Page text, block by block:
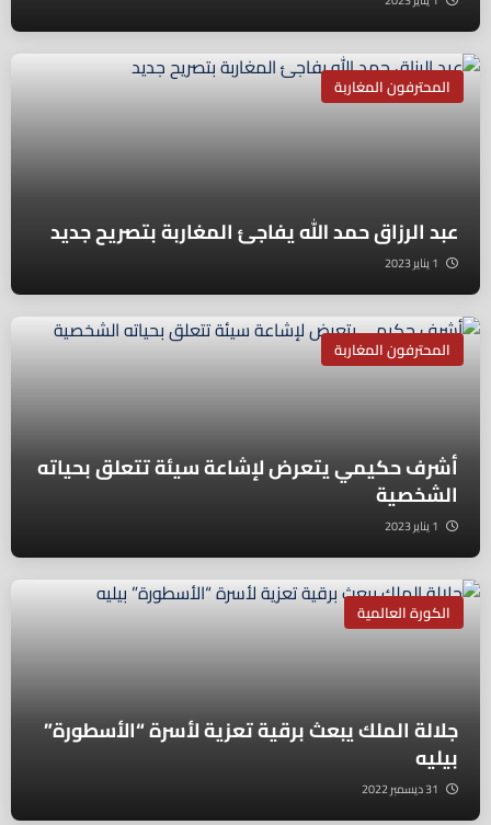
المحترفون المغاربة
عبد الرزاق حمد الله يفاجئ المغاربة بتصريح جديد
المحترفون المغاربة
أشرف حكيمي يتعرض لإشاعة سيئة تتعلق بحياته
الشخصية
الكورة العالمية
جلالة الملك يبعث برقية تعزية لأسرة “الأسطورة”
بيليه